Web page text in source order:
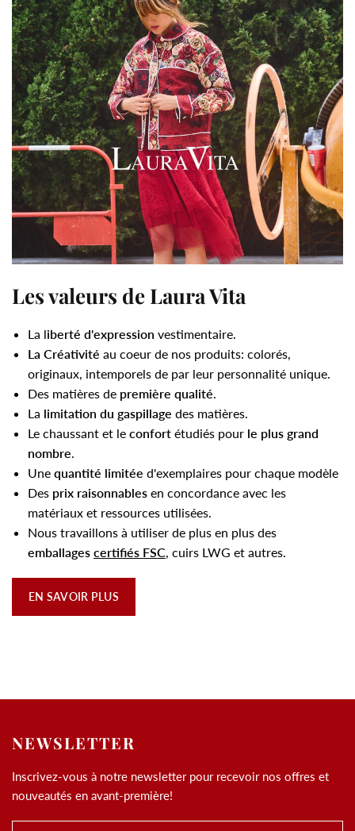
Les valeurs de Laura Vita
La liberté d'expression vestimentaire.
La Créativité au coeur de nos produits: colorés,
originaux, intemporels de par leur personnalité unique.
Des matières de première qualité.
La limitation du gaspillage des matières.
Le chaussant et le confort étudiés pour le plus grand
nombre.
Une quantité limitée d'exemplaires pour chaque modèle
Des prix raisonnables en concordance avec les
matériaux et ressources utilisées.
Nous travaillons à utiliser de plus en plus des
emballages certifiés FSC, cuirs LWG et autres.
EN SAVOIR PLUS
NEWSLETTER
Inscrivez-vous à notre newsletter pour recevoir nos offres et
nouveautés en avant-première!